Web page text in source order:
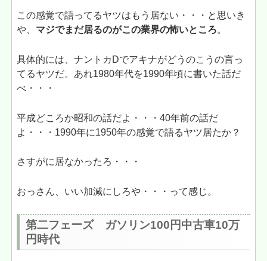
この感覚で語ってるヤツはもう居ない・・・と思いき
や、 マジでまだ居るのがこの業界の怖いところ。
具体的には、ナントカDでアキナがどうのこうの言っ
てるヤツだ。あれ1980年代を1990年頃に書いた話だ
べ・・・
平成どころか昭和の話だよ・・・40年前の話だ
よ・・・1990年に1950年の感覚で語るヤツ居たか？
さすがに居なかったろ・・・
おっさん、いい加減にしろや・・・って感じ。
第二フェーズ ガソリン100円中古車10万
円時代